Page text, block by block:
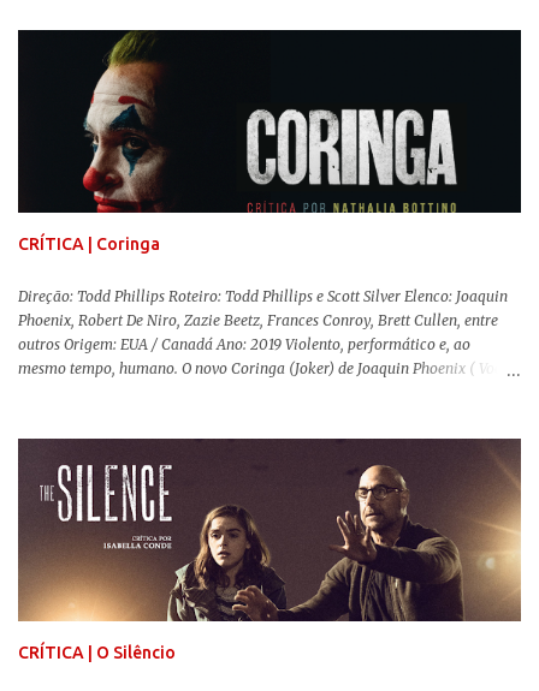
movimentos e falas, equilibrada numa frágil neutralidade entre seu
trabalho e seus afetos, passando noites bebendo e jogando sinuca com seu
grupo de amigas lésbicas e sua amante. É imperativo para ela que ambos
os mundos não se cruzem de modo algum, pois o período histórico no qual
a história se passa - 1988 na Inglaterra - é de um contexto profundamente
conservador e hostil a pessoas queer. Com o governo liderado pela então
primeira-ministra Margaret Tatcher usando recursos supostamente
constitucionais para mobilizar campanhas agressivas ao modo de vida
CRÍTICA | Coringa
Direção: Todd Phillips Roteiro: Todd Phillips e Scott Silver Elenco: Joaquin
Phoenix, Robert De Niro, Zazie Beetz, Frances Conroy, Brett Cullen, entre
outros Origem: EUA / Canadá Ano: 2019 Violento, performático e, ao
mesmo tempo, humano. O novo Coringa (Joker) de Joaquin Phoenix ( Você
Comics . É importante ressaltar que este não é um filme de herói. E muito
menos de vilão. O longa de Todd Phillips (Se Beber, Não Case!) segue uma
trajetória profunda do reflexo da corrupção da sociedade na vida de um ser
humano, capaz de causar perturbação e desconforto do inicio ao fim da
projeção, e por mais um bom tempo após deixar o cinema. Trata-se de
uma obra difícil de ser "digerida", pois lida com temas sensíveis, como
abuso, doença mental, bullying e violência física. Todo esse turbilhão de
informações molda a mente d...
CRÍTICA | O Silêncio